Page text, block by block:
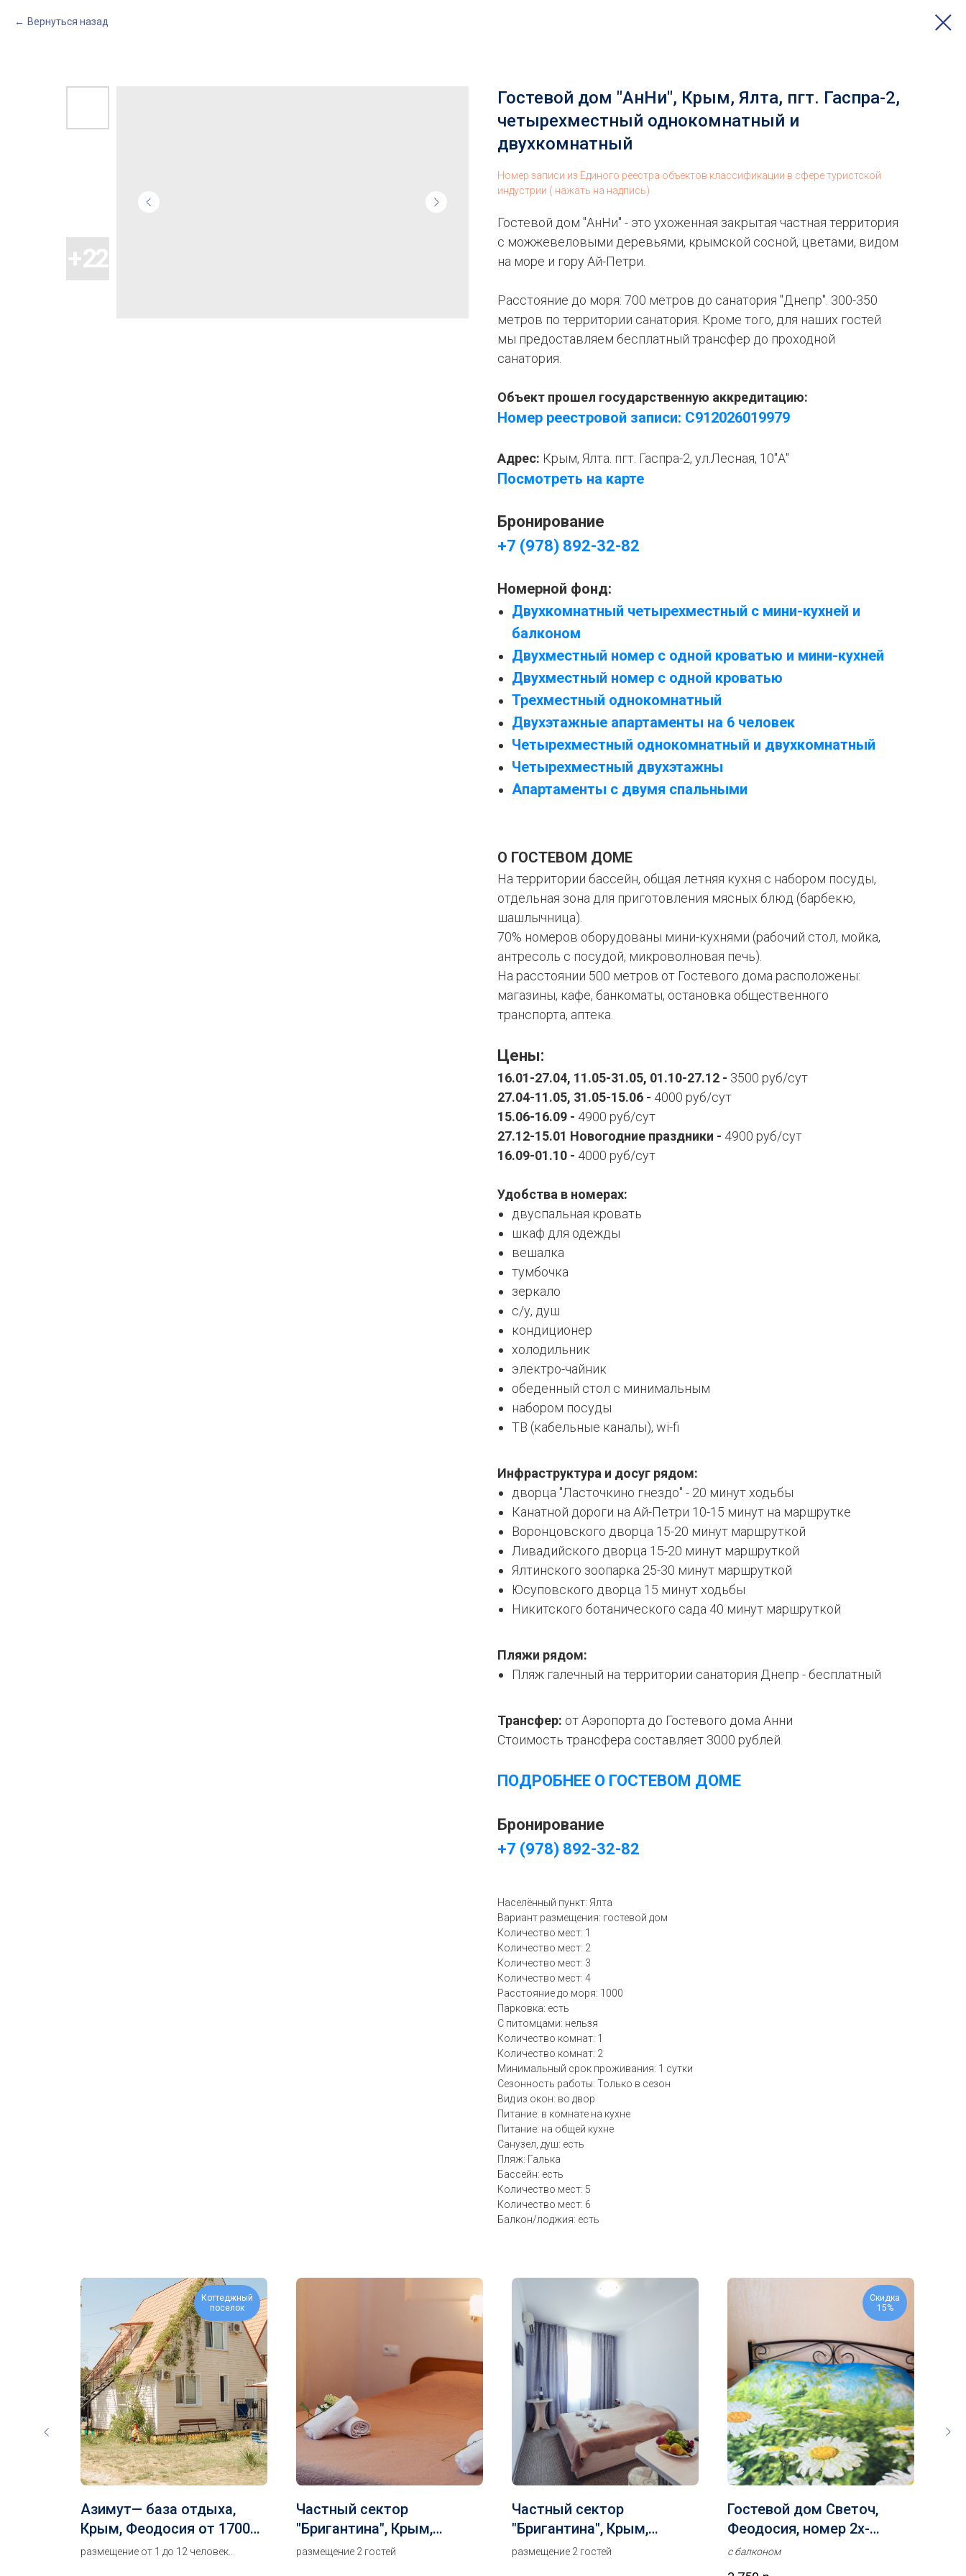
Вернуться назад
Гостевой дом "АнНи", Крым, Ялта, пгт. Гаспра-2,
четырехместный однокомнатный и
двухкомнатный
Номер записи из Единого реестра объектов классификации в сфере туристской
индустрии ( нажать на надпись)
Гостевой дом "АнНи" - это ухоженная закрытая частная территория
с можжевеловыми деревьями, крымской сосной, цветами, видом
на море и гору Ай-Петри.
Расстояние до моря: 700 метров до санатория "Днепр". 300-350
метров по территории санатория. Кроме того, для наших гостей
мы предоставляем бесплатный трансфер до проходной
санатория.
Объект прошел государственную аккредитацию:
Номер реестровой записи: С912026019979
Адрес: Крым, Ялта. пгт. Гаспра-2, ул.Лесная, 10"А"
Посмотреть на карте
Бронирование
+7 (978) 892-32-82
Номерной фонд:
Двухкомнатный четырехместный с мини-кухней и
балконом
Двухместный номер с одной кроватью и мини-кухней
Двухместный номер с одной кроватью
Трехместный однокомнатный
Двухэтажные апартаменты на 6 человек
Четырехместный однокомнатный и двухкомнатный
Четырехместный двухэтажны
Апартаменты с двумя спальными
О ГОСТЕВОМ ДОМЕ
На территории бассейн, общая летняя кухня с набором посуды,
отдельная зона для приготовления мясных блюд (барбекю,
шашлычница).
70% номеров оборудованы мини-кухнями (рабочий стол, мойка,
антресоль с посудой, микроволновая печь).
На расстоянии 500 метров от Гостевого дома расположены:
магазины, кафе, банкоматы, остановка общественного
транспорта, аптека.
Цены:
16.01-27.04, 11.05-31.05, 01.10-27.12 - 3500 руб/сут
27.04-11.05, 31.05-15.06 - 4000 руб/сут
15.06-16.09 - 4900 руб/сут
27.12-15.01 Новогодние праздники - 4900 руб/сут
16.09-01.10 - 4000 руб/сут
Удобства в номерах:
двуспальная кровать
шкаф для одежды
вешалка
тумбочка
зеркало
с/у, душ
кондиционер
холодильник
электро-чайник
обеденный стол с минимальным
набором посуды
ТВ (кабельные каналы), wi-fi
Инфраструктура и досуг рядом:
дворца "Ласточкино гнездо" - 20 минут ходьбы
Канатной дороги на Ай-Петри 10-15 минут на маршрутке
Воронцовского дворца 15-20 минут маршруткой
Ливадийского дворца 15-20 минут маршруткой
Ялтинского зоопарка 25-30 минут маршруткой
Юсуповского дворца 15 минут ходьбы
Никитского ботанического сада 40 минут маршруткой
Пляжи рядом:
Пляж галечный на территории санатория Днепр - бесплатный
Трансфер: от Аэропорта до Гостевого дома Анни
Стоимость трансфера составляет 3000 рублей.
ПОДРОБНЕЕ О ГОСТЕВОМ ДОМЕ
Бронирование
+7 (978) 892-32-82
Населённый пункт: Ялта
Вариант размещения: гостевой дом
Количество мест: 1
Количество мест: 2
Количество мест: 3
Количество мест: 4
Расстояние до моря: 1000
Парковка: есть
С питомцами: нельзя
Количество комнат: 1
Количество комнат: 2
Минимальный срок проживания: 1 сутки
Сезонность работы: Только в сезон
Вид из окон: во двор
Питание: в комнате на кухне
Питание: на общей кухне
Санузел, душ: есть
Пляж: Галька
Бассейн: есть
Количество мест: 5
Количество мест: 6
Балкон/лоджия: есть
Коттеджный
поселок
Азимут— база отдыха,
Крым, Феодосия от 1700
руб.
размещение от 1 до 12 человек
Частный сектор
"Бригантина", Крым,
Феодосия, Береговое,
размещение 2 гостей
Частный сектор
"Бригантина", Крым,
Феодосия, Береговое,
размещение 2 гостей
Скидка
15%
Гостевой дом Светоч,
Феодосия, номер 2х-
уровневый, до 4 человек
с балконом